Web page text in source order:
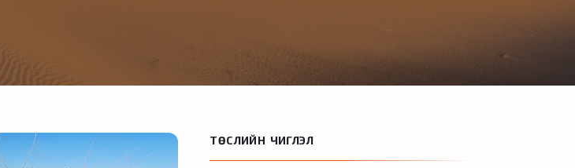
ТӨСЛИЙН ЧИГЛЭЛ